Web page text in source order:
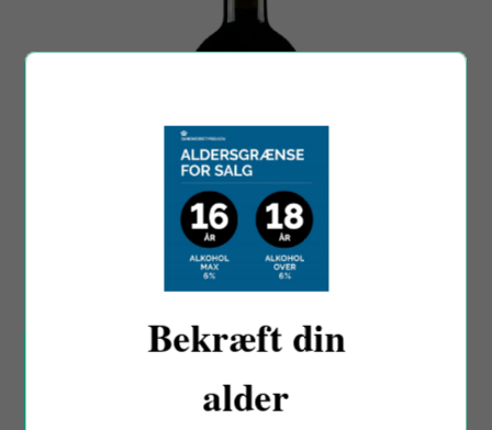
Tagaro
Bekræft din
alder